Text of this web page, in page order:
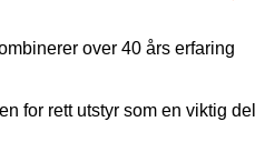
over 40 års erfaring
for rett utstyr som en viktig del